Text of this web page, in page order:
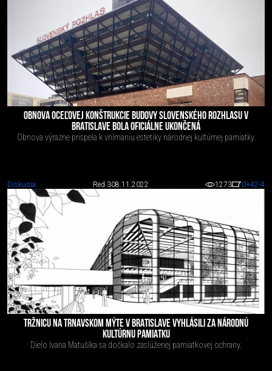
OBNOVA OCEĽOVEJ KONŠTRUKCIE BUDOVY SLOVENSKÉHO ROZHLASU V
BRATISLAVE BOLA OFICIÁLNE UKONČENÁ
Obnova výrazne prispela k vnímaniu estetiky národnej kultúrnej pamiatky.
Diskusia Red 308.11.2022 1273 0+42-4
TRŽNICU NA TRNAVSKOM MÝTE V BRATISLAVE VYHLÁSILI ZA NÁRODNÚ
KULTÚRNU PAMIATKU
Dielo Ivana Matušíka sa dočkalo zaslúženej pamiatkovej ochrany.